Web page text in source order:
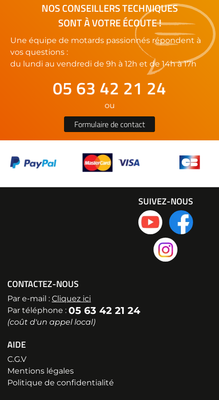
NOS CONSEILLERS TECHNIQUES
SONT À VOTRE ÉCOUTE !
Une équipe de motards passionnés répondent à
vos questions :
du lundi au vendredi de 9h à 12h et de 14h à 17h
05 63 42 21 24
ou
Formulaire de contact
CONTACTEZ-NOUS
Par e-mail : Cliquez ici
Par téléphone : 05 63 42 21 24
(coût d'un appel local)
AIDE
C.G.V
Mentions légales
Politique de confidentialité
SUIVEZ-NOUS